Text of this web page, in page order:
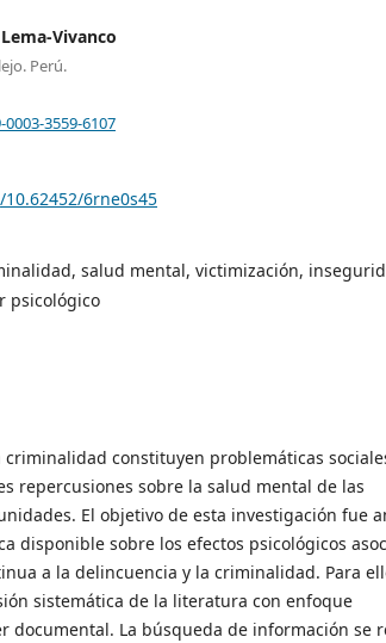
Vivanco
Perú.
3559-6107
6rne0s45
salud mental, victimización,
psicológico
criminalidad constituyen problemáticas
repercusiones sobre la salud mental de las
El objetivo de esta investigación fue
disponible sobre los efectos psicológicos
a la delincuencia y la criminalidad. Para
sistemática de la literatura con enfoque
documental. La búsqueda de información se